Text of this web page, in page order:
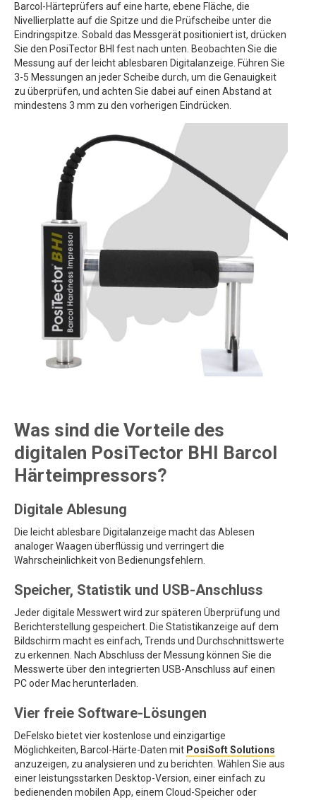
Barcol-Härteprüfers auf eine harte, ebene Fläche, die
Nivellierplatte auf die Spitze und die Prüfscheibe unter die
Eindringspitze. Sobald das Messgerät positioniert ist, drücken
Sie den PosiTector BHI fest nach unten. Beobachten Sie die
Messung auf der leicht ablesbaren Digitalanzeige. Führen Sie
3-5 Messungen an jeder Scheibe durch, um die Genauigkeit
zu überprüfen, und achten Sie dabei auf einen Abstand at
mindestens 3 mm zu den vorherigen Eindrücken.
Was sind die Vorteile des
digitalen PosiTector BHI Barcol
Härteimpressors?
Digitale Ablesung
Die leicht ablesbare Digitalanzeige macht das Ablesen
analoger Waagen überflüssig und verringert die
Wahrscheinlichkeit von Bedienungsfehlern.
Speicher, Statistik und USB-Anschluss
Jeder digitale Messwert wird zur späteren Überprüfung und
Berichterstellung gespeichert. Die Statistikanzeige auf dem
Bildschirm macht es einfach, Trends und Durchschnittswerte
zu erkennen. Nach Abschluss der Messung können Sie die
Messwerte über den integrierten USB-Anschluss auf einen
PC oder Mac herunterladen.
Vier freie Software-Lösungen
DeFelsko bietet vier kostenlose und einzigartige
Möglichkeiten, Barcol-Härte-Daten mit PosiSoft Solutions
anzuzeigen, zu analysieren und zu berichten. Wählen Sie aus
einer leistungsstarken Desktop-Version, einer einfach zu
bedienenden mobilen App, einem Cloud-Speicher oder